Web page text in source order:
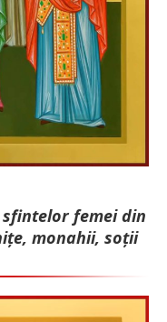
femei din
monahii, soții